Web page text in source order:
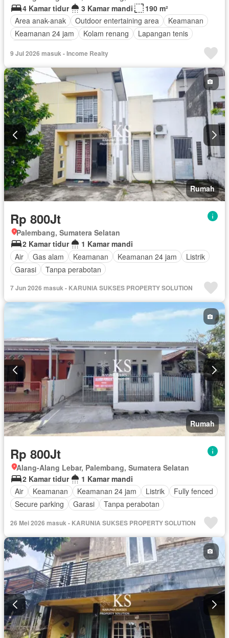
4 Kamar tidur
3 Kamar mandi
190 m²
Area anak-anak
Outdoor entertaining area
Keamanan
Keamanan 24 jam
Kolam renang
Lapangan tenis
9 Jul 2026 masuk - Income Realty
Rumah
Rp 800Jt
Palembang, Sumatera Selatan
2 Kamar tidur
1 Kamar mandi
Air
Gas alam Keamanan Keamanan 24 jam
Listrik
Garasi
Tanpa perabotan
7 Jun 2026 masuk - KARUNIA SUKSES PROPERTY SOLUTION
Rumah
Rp 800Jt
Alang-Alang Lebar, Palembang, Sumatera Selatan
2 Kamar tidur
1 Kamar mandi
Air
Keamanan Keamanan 24 jam Listrik
Fully fenced
Secure parking
Garasi Tanpa perabotan
26 Mei 2026 masuk - KARUNIA SUKSES PROPERTY SOLUTION